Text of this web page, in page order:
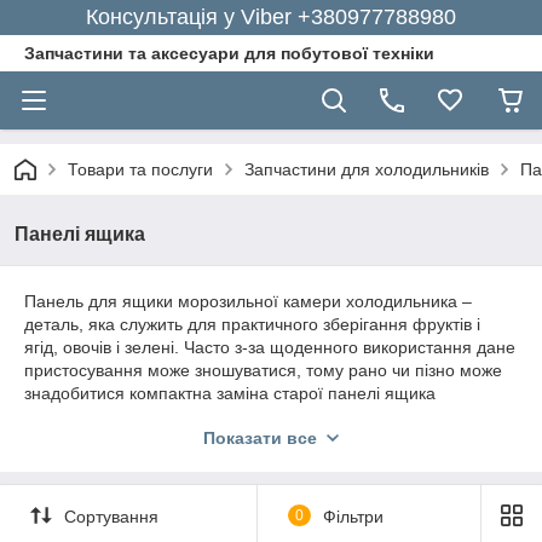
Консультація у Viber +380977788980
Запчастини та аксесуари для побутової техніки
Товари та послуги Запчастини для холодильників
Панелі ящика
Панель для ящики морозильної камери холодильника –
деталь, яка служить для практичного зберігання фруктів і
ягід, овочів і зелені. Часто з-за щоденного використання дане
пристосування може зношуватися, тому рано чи пізно може
знадобитися компактна заміна старої панелі ящика
У цьому немає проблеми, адже всю роботу по підбору
магазин пропонує широкий асортимент продукції за
Показати все
Сортування 0 Фільтри